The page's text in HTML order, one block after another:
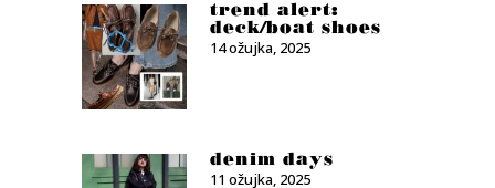
trend alert:
deck/boat shoes
14 ožujka, 2025
denim days
11 ožujka, 2025